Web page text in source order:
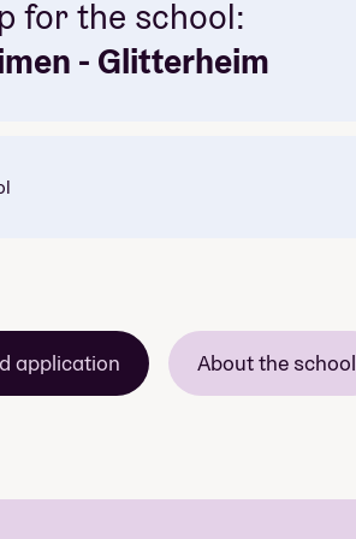
price
i Hemsedal
for the school:
- Glitterheim
application About the school